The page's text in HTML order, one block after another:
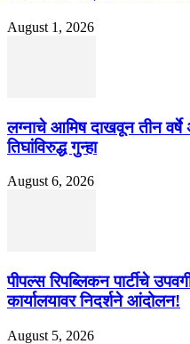
August 1, 2026
लग्नाचे आमिष दाखवून तीन
तिघांविरुद्ध गुन्हा
August 6, 2026
पीपल्स रिपब्लिकन पार्टीचे
कार्यालयावर निदर्शने आंदोलन!
August 5, 2026